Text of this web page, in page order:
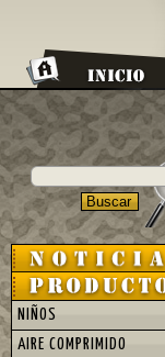
NIÑOS
AIRE COMPRIMIDO